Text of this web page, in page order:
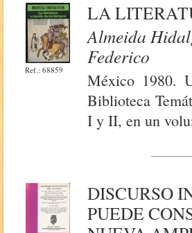
Ref.: 68859
LA
Almeida
Federico
México 1980.
Biblioteca
I y II, en un
DISCURSO
PUEDE